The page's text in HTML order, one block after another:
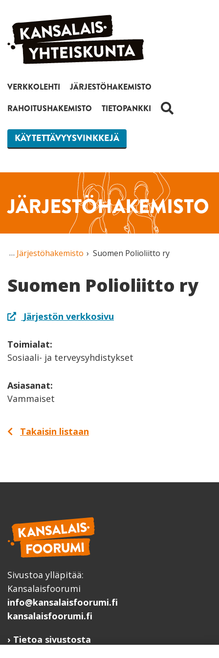
Siirry sisältöön
VERKKOLEHTI
JÄRJESTÖHAKEMISTO
RAHOITUSHAKEMISTO
TIETOPANKKI HAKU
KÄYTETTÄVYYSVINKKEJÄ
JÄRJESTÖHAKEMISTO
Järjestöhakemisto Suomen Polioliitto ry
Suomen Polioliitto ry
Järjestön verkkosivu
Toimialat:
Sosiaali- ja terveysyhdistykset
Asiasanat:
Vammaiset
Takaisin listaan
Sivustoa ylläpitää:
Kansalaisfoorumi
info@kansalaisfoorumi.fi
kansalaisfoorumi.fi
Tietoa sivustosta